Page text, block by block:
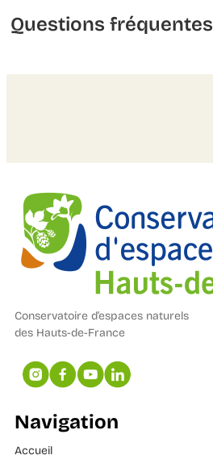
Questions fréquentes
Conservatoire d’espaces naturels
des Hauts-de-France
Navigation
Accueil